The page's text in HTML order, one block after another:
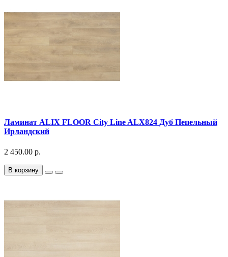
Ламинат ALIX FLOOR City Line ALX824 Дуб Пепельный
Ирландский
2 450.00 р.
В корзину